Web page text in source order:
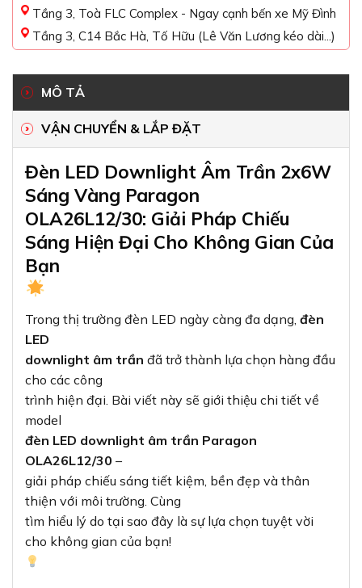
Tầng 3, Toà FLC Complex - Ngay cạnh bến xe Mỹ Đình
Tầng 3, C14 Bắc Hà, Tố Hữu (Lê Văn Lương kéo dài...)
MÔ TẢ
VẬN CHUYỂN & LẮP ĐẶT
Đèn LED Downlight Âm Trần 2x6W
Sáng Vàng Paragon
OLA26L12/30: Giải Pháp Chiếu
Sáng Hiện Đại Cho Không Gian Của
Bạn
Trong thị trường đèn LED ngày càng đa dạng, đèn
LED
downlight âm trần đã trở thành lựa chọn hàng đầu
cho các công
trình hiện đại. Bài viết này sẽ giới thiệu chi tiết về
model
đèn LED downlight âm trần Paragon
OLA26L12/30 –
giải pháp chiếu sáng tiết kiệm, bền đẹp và thân
thiện với môi trường. Cùng
tìm hiểu lý do tại sao đây là sự lựa chọn tuyệt vời
cho không gian của bạn!